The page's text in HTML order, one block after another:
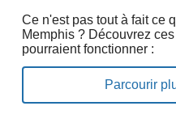
Ce n'est pas tout à fait ce
Memphis ? Découvrez
pourraient fonctionner :
Parcourir